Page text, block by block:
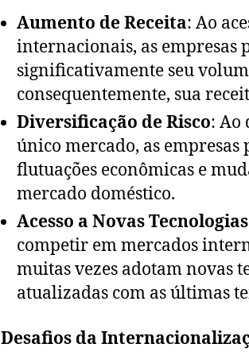
Aumento de Receita: Ao
internacionais, as empresas
significativamente seu
consequentemente, sua
Diversificação de Risco: Ao
único mercado, as
flutuações econômicas e
mercado doméstico.
Acesso a Novas
competir em mercados
muitas vezes adotam novas
atualizadas com as últimas
Desafios da